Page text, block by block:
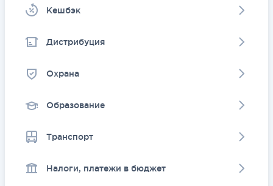
Kешбэк
Дистрибуция
Охрана
Образование
Транспорт
Налоги, платежи в бюджет